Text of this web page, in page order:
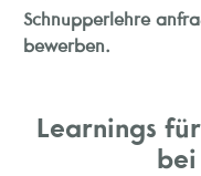
Schnupperlehre
bewerben.
Learnings